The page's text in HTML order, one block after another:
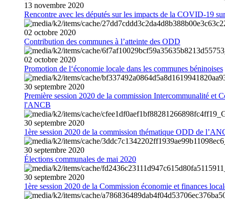
13 novembre 2020
Rencontre avec les députés sur les impacts de la COVID-19
02 octobre 2020
Contribution des communes à l’atteinte des ODD
02 octobre 2020
Promotion de l‘économie locale dans les communes béninoises
30 septembre 2020
Première session 2020 de la commission Intercommunalité et
l'ANCB
30 septembre 2020
1ère session 2020 de la commission thématique ODD de
30 septembre 2020
Élections communales de mai 2020
30 septembre 2020
1ère session 2020 de la Commission économie et finances